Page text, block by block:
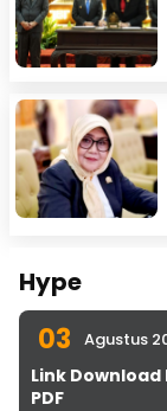
Hype
03 Agustus
Link Download
PDF